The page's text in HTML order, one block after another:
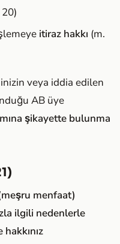
itiraz hakkı (m.
veya iddia edilen
AB üye
şikayette bulunma
menfaat)
ilgili nedenlerle